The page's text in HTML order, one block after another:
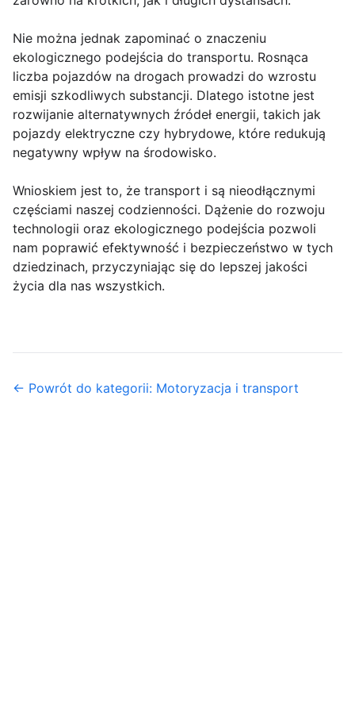
Nie można jednak zapominać o znaczeniu
ekologicznego podejścia do transportu. Rosnąca
liczba pojazdów na drogach prowadzi do wzrostu
emisji szkodliwych substancji. Dlatego istotne jest
rozwijanie alternatywnych źródeł energii, takich jak
pojazdy elektryczne czy hybrydowe, które redukują
negatywny wpływ na środowisko.
Wnioskiem jest to, że transport i są nieodłącznymi
częściami naszej codzienności. Dążenie do rozwoju
technologii oraz ekologicznego podejścia pozwoli
nam poprawić efektywność i bezpieczeństwo w tych
dziedzinach, przyczyniając się do lepszej jakości
życia dla nas wszystkich.
← Powrót do kategorii: Motoryzacja i transport